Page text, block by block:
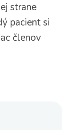
strane
pacient si
členov